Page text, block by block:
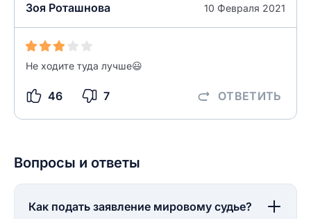
Зоя Роташнова 10 Февраля 2021
Не ходите туда лучше😃
46 7 ОТВЕТИТЬ
Вопросы и ответы
Как подать заявление мировому судье?